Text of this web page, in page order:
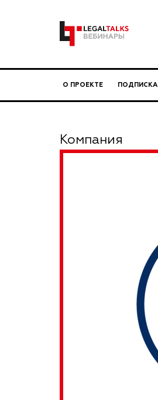
О ПРОЕКТЕ ПОДПИСКА
Компания